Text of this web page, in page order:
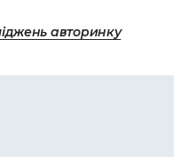
авторинку